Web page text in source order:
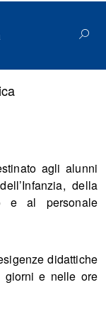
agli alunni
della
e al personale
didattiche
giorni e nelle ore